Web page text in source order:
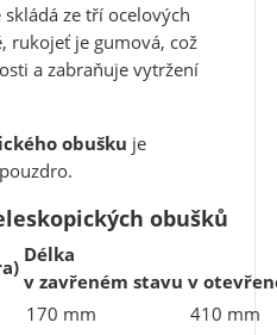
ze tří ocelových
rukojeť je gumová, což
a zabraňuje vytržení
obušku je
obušků
Délka
v zavřeném stavu v
170 mm
410 mm